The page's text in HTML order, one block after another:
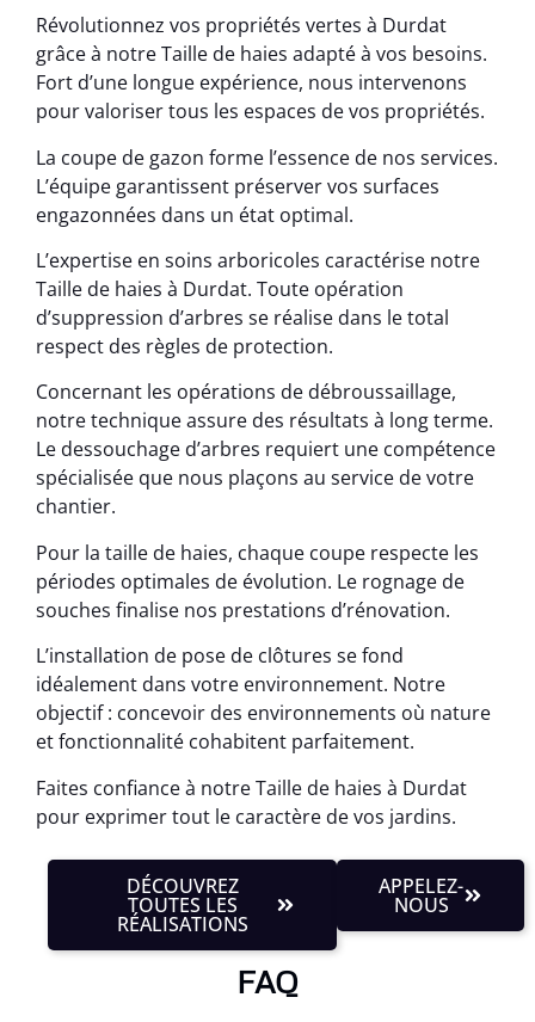
Révolutionnez vos propriétés vertes à Durdat
grâce à notre Taille de haies adapté à vos besoins.
Fort d’une longue expérience, nous intervenons
pour valoriser tous les espaces de vos propriétés.
La coupe de gazon forme l’essence de nos services.
L’équipe garantissent préserver vos surfaces
engazonnées dans un état optimal.
L’expertise en soins arboricoles caractérise notre
Taille de haies à Durdat. Toute opération
d’suppression d’arbres se réalise dans le total
respect des règles de protection.
Concernant les opérations de débroussaillage,
notre technique assure des résultats à long terme.
Le dessouchage d’arbres requiert une compétence
spécialisée que nous plaçons au service de votre
chantier.
Pour la taille de haies, chaque coupe respecte les
périodes optimales de évolution. Le rognage de
souches finalise nos prestations d’rénovation.
L’installation de pose de clôtures se fond
idéalement dans votre environnement. Notre
objectif : concevoir des environnements où nature
et fonctionnalité cohabitent parfaitement.
Faites confiance à notre Taille de haies à Durdat
pour exprimer tout le caractère de vos jardins.
DÉCOUVREZ
TOUTES LES
RÉALISATIONS
APPELEZ-
NOUS
FAQ